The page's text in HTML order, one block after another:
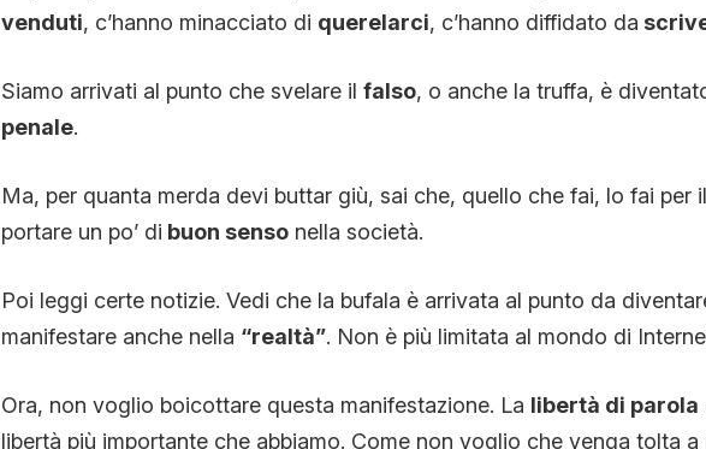
venduti, c’hanno minacciato di querelarci, c’hanno diffidato da
Siamo arrivati al punto che svelare il falso, o anche la truffa, è
penale.
Ma, per quanta merda devi buttar giù, sai che, quello che fai, lo fai per il
portare un po’ di buon sensonella società.
Poi leggi certe notizie. Vedi che la bufala è arrivata al punto da
manifestare anche nella “realtà”. Non è più limitata al mondo di
Ora, non voglio boicottare questa manifestazione. La libertà di parola
libertà più importante che abbiamo. Come non voglio che venga tolta a